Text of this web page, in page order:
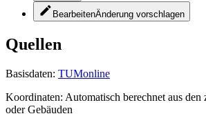
BearbeitenÄnderung vorschlagen
Quellen
Basisdaten: TUMonline
Koordinaten: Automatisch berechnet aus den
oder Gebäuden